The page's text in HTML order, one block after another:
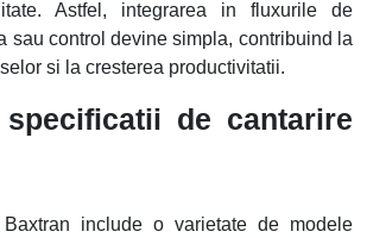
Astfel, integrarea in fluxurile de
sau control devine simpla, contribuind la
si la cresterea productivitatii.
de cantarire
include o varietate de modele